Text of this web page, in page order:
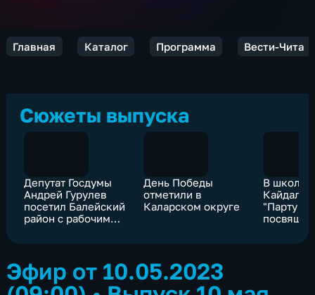
Главная Каталог Программа Вести-Чита
Сюжеты выпуска
Депутат Госдумы
Андрей Гурулев
посетил Балейский
район с рабочим
День Победы
отметили в
Каларском округе
В школе
"Парту
Эфир от 10.05.2023